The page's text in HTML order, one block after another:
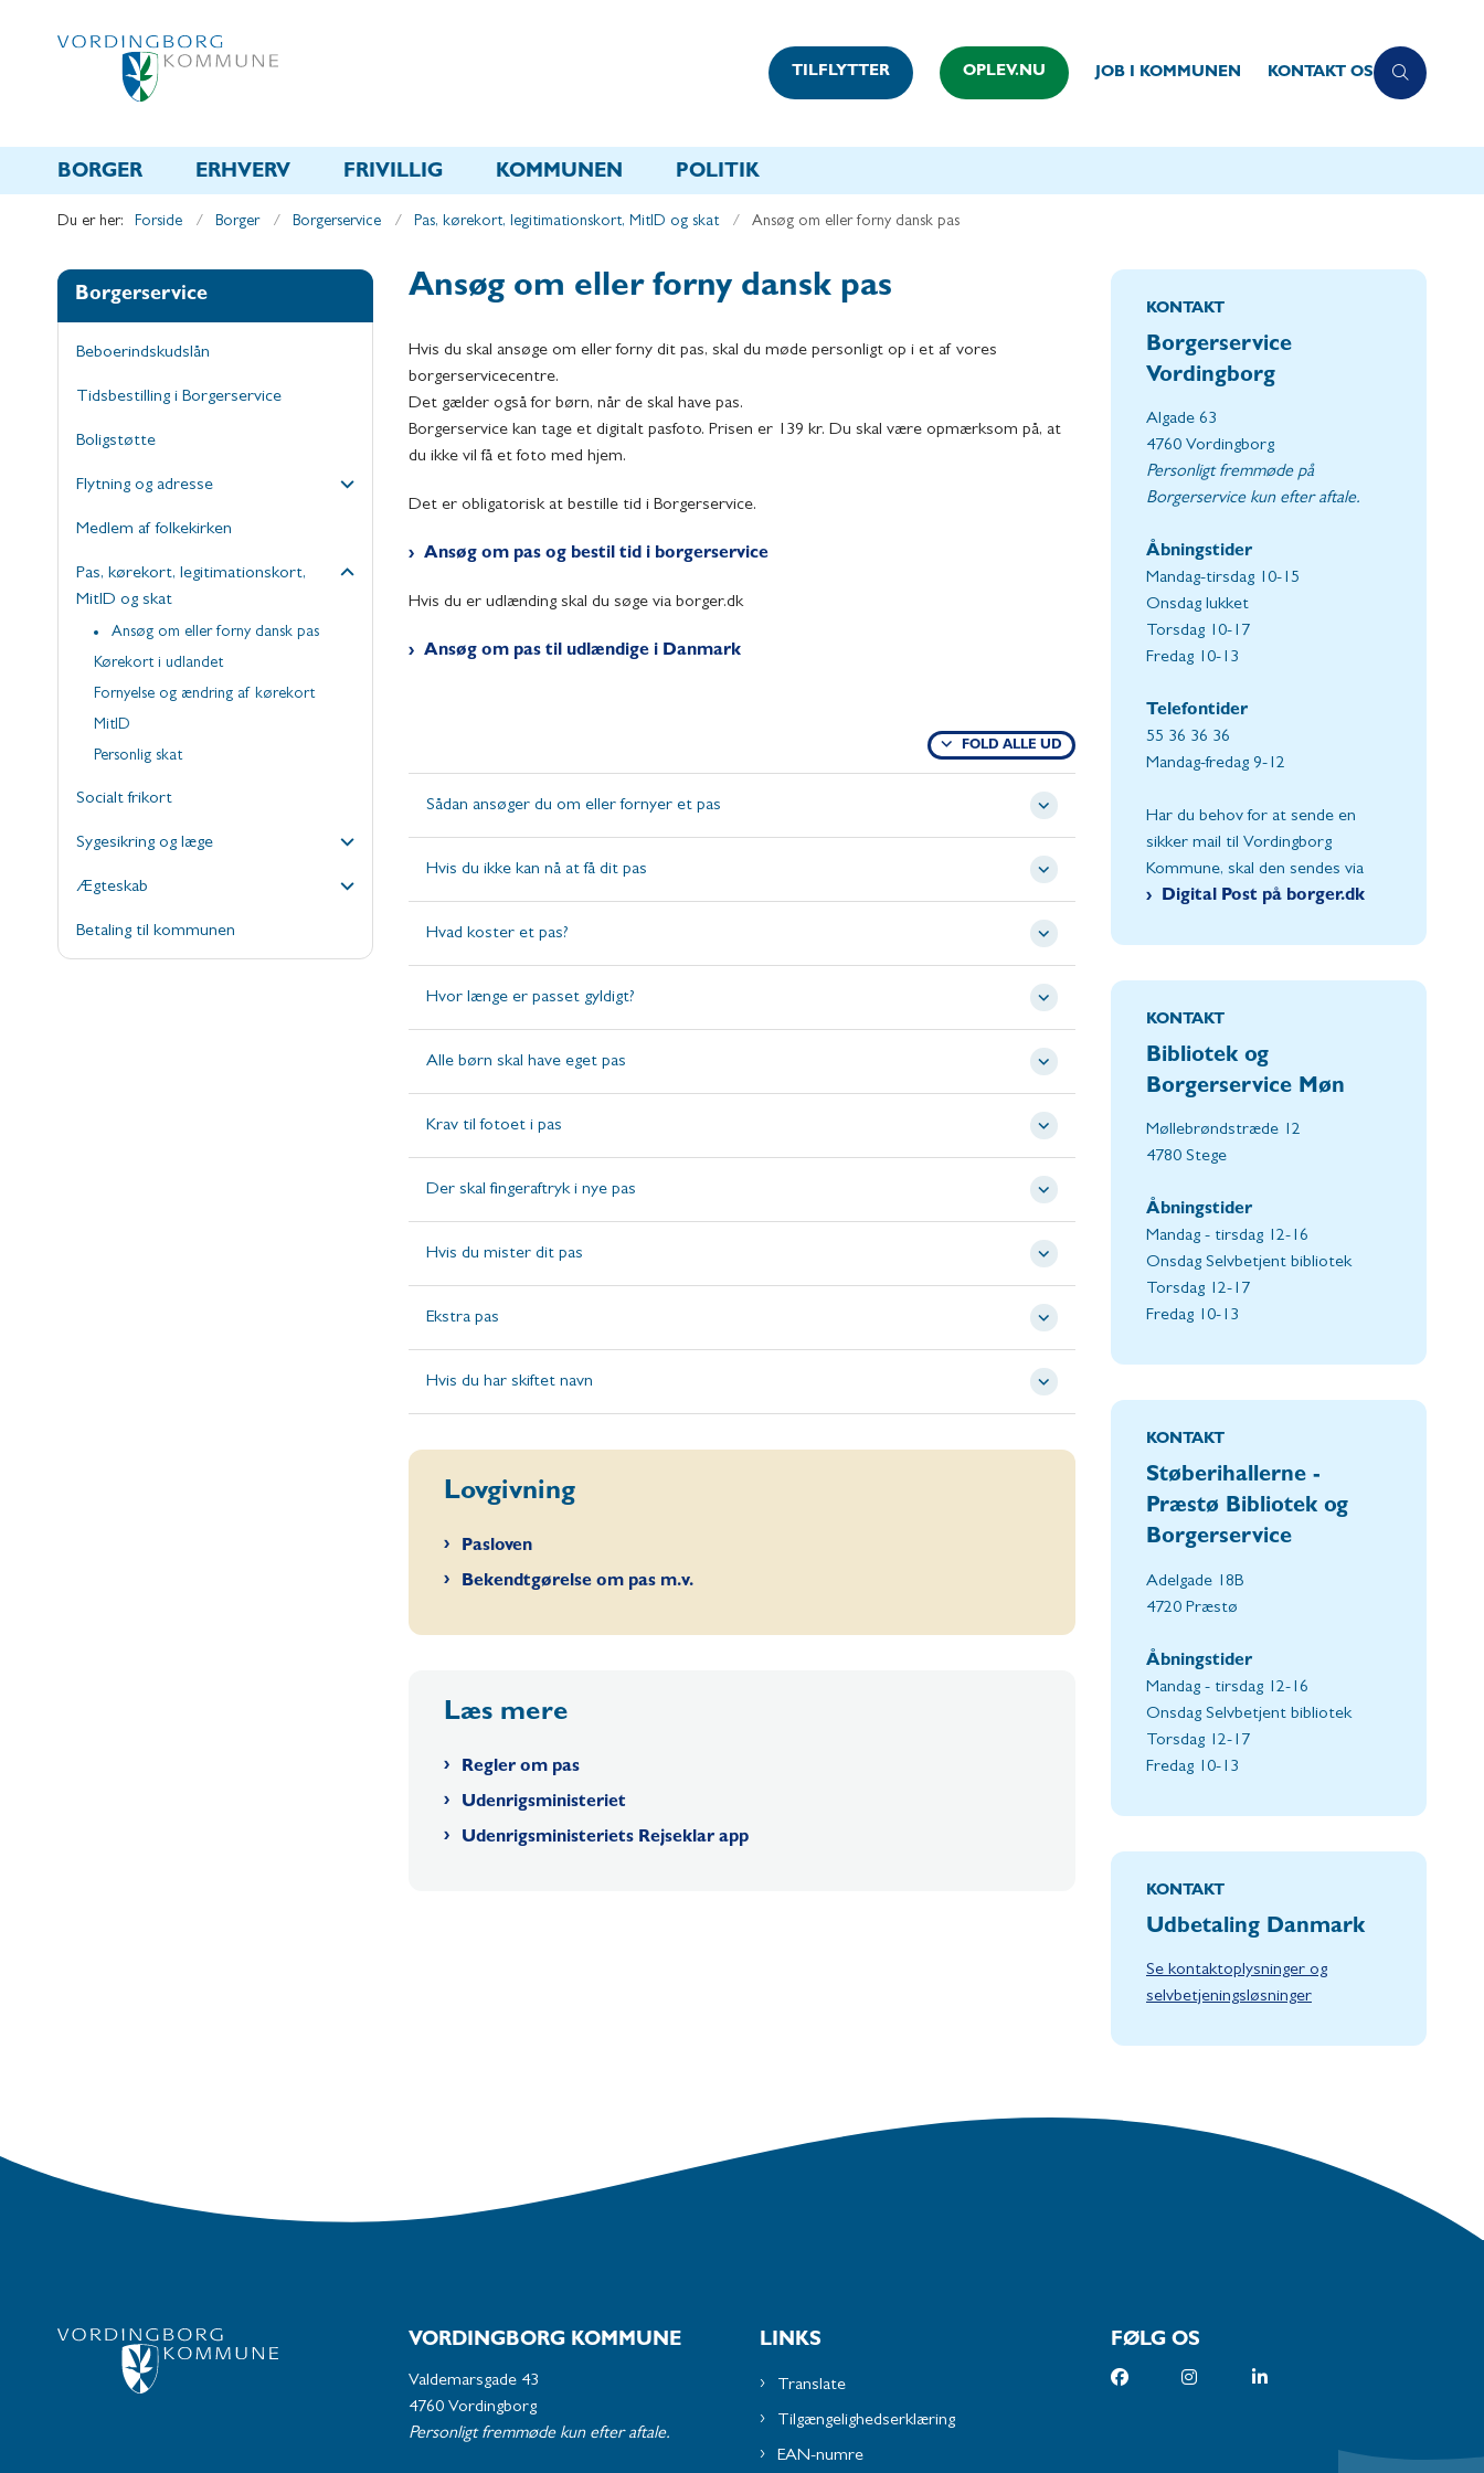
TILFLYTTER OPLEV.NU JOB I KOMMUNEN KONTAKT OS
BORGER ERHVERV FRIVILLIG KOMMUNEN POLITIK
Du er her: Forside Borger Borgerservice Pas, kørekort, legitimationskort, MitID og skat Ansøg om eller forny dansk pas
Borgerservice
Beboerindskudslån
Tidsbestilling i Borgerservice
Boligstøtte
Flytning og adresse
Medlem af folkekirken
Pas, kørekort, legitimationskort,
MitID og skat
Ansøg om eller forny dansk pas
Kørekort i udlandet
Fornyelse og ændring af kørekort
MitID
Personlig skat
Socialt frikort
Sygesikring og læge
Ægteskab
Betaling til kommunen
Ansøg om eller forny dansk pas
Hvis du skal ansøge om eller forny dit pas, skal du møde personligt op i et af vores
borgerservicecentre.
Det gælder også for børn, når de skal have pas.
Borgerservice kan tage et digitalt pasfoto. Prisen er 139 kr. Du skal være opmærksom på, at
du ikke vil få et foto med hjem.
Det er obligatorisk at bestille tid i Borgerservice.
Ansøg om pas og bestil tid i borgerservice
Hvis du er udlænding skal du søge via borger.dk
Ansøg om pas til udlændige i Danmark
FOLD ALLE UD
Sådan ansøger du om eller fornyer et pas
Hvis du ikke kan nå at få dit pas
Hvad koster et pas?
Hvor længe er passet gyldigt?
Alle børn skal have eget pas
Krav til fotoet i pas
Der skal fingeraftryk i nye pas
Hvis du mister dit pas
Ekstra pas
Hvis du har skiftet navn
Lovgivning
Pasloven
Bekendtgørelse om pas m.v.
Læs mere
Regler om pas
Udenrigsministeriet
Udenrigsministeriets Rejseklar app
KONTAKT
Borgerservice
Vordingborg
Algade 63
4760 Vordingborg
Personligt fremmøde på
Borgerservice kun efter aftale.
Åbningstider
Mandag-tirsdag 10-15
Onsdag lukket
Torsdag 10-17
Fredag 10-13
Telefontider
55 36 36 36
Mandag-fredag 9-12
Har du behov for at sende en
sikker mail til Vordingborg
Kommune, skal den sendes via
Digital Post på borger.dk
KONTAKT
Bibliotek og
Borgerservice Møn
Møllebrøndstræde 12
4780 Stege
Åbningstider
Mandag - tirsdag 12-16
Onsdag Selvbetjent bibliotek
Torsdag 12-17
Fredag 10-13
KONTAKT
Støberihallerne -
Præstø Bibliotek og
Borgerservice
Adelgade 18B
4720 Præstø
Åbningstider
Mandag - tirsdag 12-16
Onsdag Selvbetjent bibliotek
Torsdag 12-17
Fredag 10-13
KONTAKT
Udbetaling Danmark
Se kontaktoplysninger og
selvbetjeningsløsninger
VORDINGBORG KOMMUNE
Valdemarsgade 43
4760 Vordingborg
Personligt fremmøde kun efter aftale.
LINKS
Translate
Tilgængelighedserklæring
EAN-numre
FØLG OS